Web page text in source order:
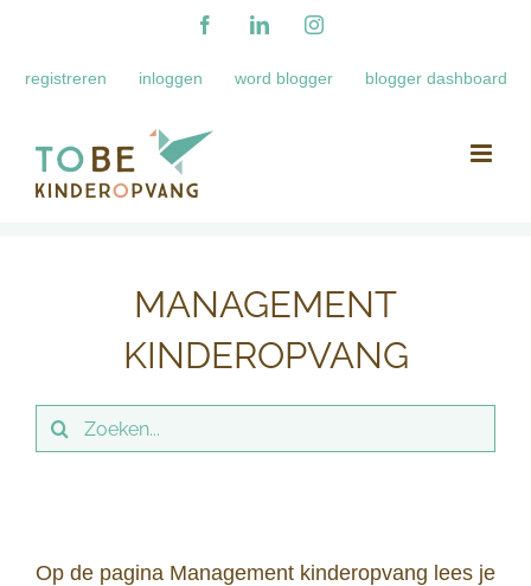
inhoud
FacebookLinkedInInstagram
registreren inloggen word blogger blogger dashboard
MANAGEMENT
KINDEROPVANG
Zoeken
Op de pagina Management kinderopvang lees je